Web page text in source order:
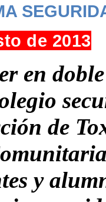
de 2013
en
de
y